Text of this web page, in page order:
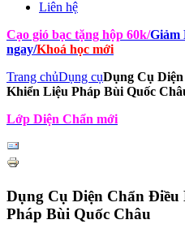
Liên hệ
Cạo gió bạc tặng hộp 60k/Giảm
ngay/Khoá học mới
Trang chủDụng cụDụng Cụ
Khiển Liệu Pháp Bùi Quốc
Lớp Diện Chẩn mới
Dụng Cụ Diện Chẩn Điều
Pháp Bùi Quốc Châu